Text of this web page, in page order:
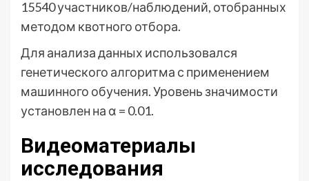
15540 участников/наблюдений, отобранных
методом квотного отбора.
Для анализа данных использовался
генетического алгоритма с применением
машинного обучения. Уровень значимости
установлен на α = 0.01.
Видеоматериалы
исследования